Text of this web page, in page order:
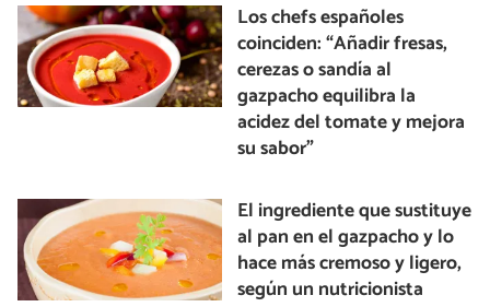
Los chefs españoles
coinciden: “Añadir fresas,
cerezas o sandía al
gazpacho equilibra la
acidez del tomate y mejora
su sabor”
El ingrediente que sustituye
al pan en el gazpacho y lo
hace más cremoso y ligero,
según un nutricionista